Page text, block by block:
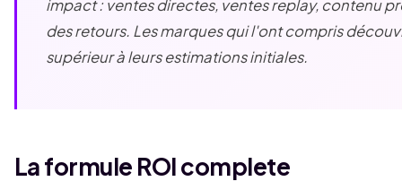
impact : ventes directes, ventes replay, contenu
des retours. Les marques qui l'ont compris
supérieur à leurs estimations initiales.
La formule ROI complete